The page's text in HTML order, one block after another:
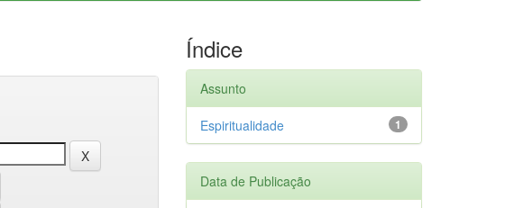
Índice
Assunto
1
Espiritualidade
Data de Publicação